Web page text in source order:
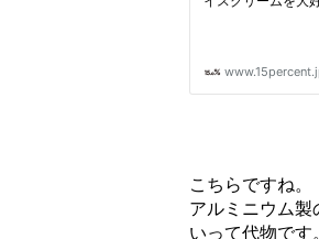
こちらですね。
アルミニウム製
いって代物です